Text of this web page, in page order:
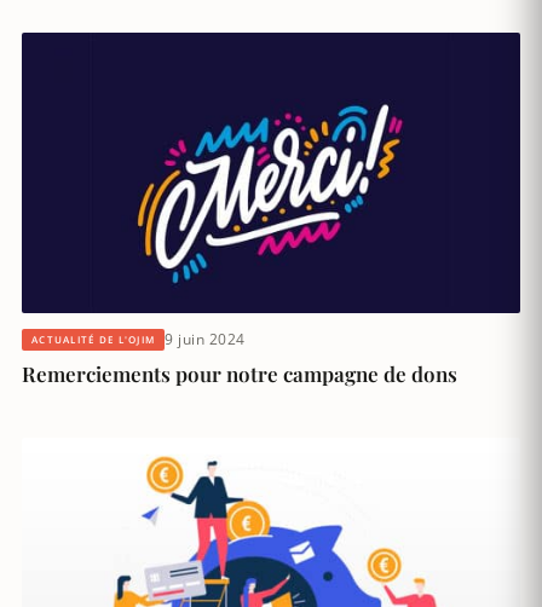
ACTUALITÉ DE L'OJIM 9 juin 2024
Remerciements pour notre campagne de dons